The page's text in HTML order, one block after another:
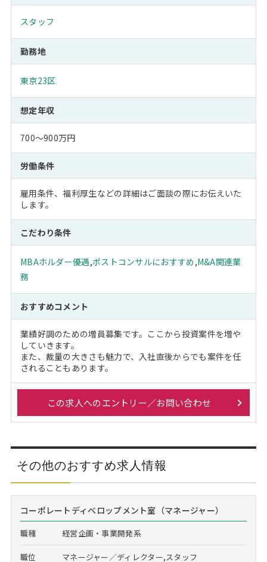
スタッフ
勤務地
東京23区
想定年収
700～900万円
労働条件
雇用条件、福利厚生などの詳細はご面談の際にお伝えいた
します。
こだわり条件
MBAホルダー優遇,ポストコンサルにおすすめ ,M&A関連業
務
おすすめコメント
業績好調のための増員募集です。ここから投資案件を増や
していきます。
また、裁量の大きさも魅力で、入社直後からでも案件を任
されることもあります。
この求人へのエントリー／お問い合わせ
その他のおすすめ求人情報
コーポレートディべロップメント室（マネージャー）
職種 経営企画・事業開発系
職位 マネージャー／ディレクター,スタッフ